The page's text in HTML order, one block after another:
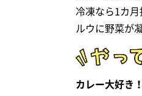
冷凍なら1カ月
ルウに野菜が
カレー大好き